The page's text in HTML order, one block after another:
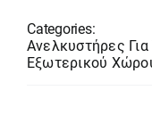
Categories:
Ανελκυστήρες
Εξωτερικού